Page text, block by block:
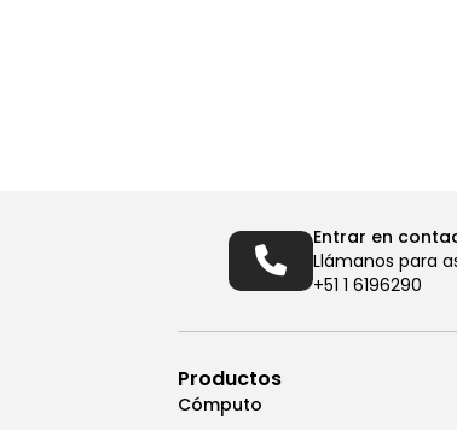
Entrar en
Llámanos para
+51 1 6196290
Productos
Cómputo